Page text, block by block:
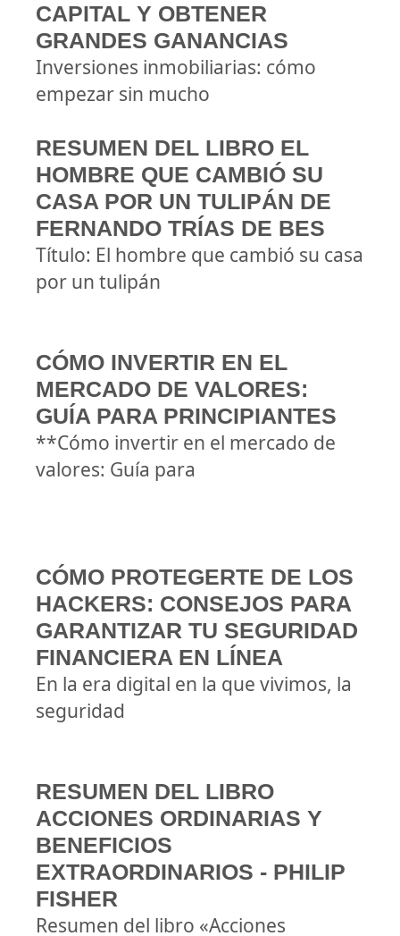
CAPITAL Y OBTENER
GRANDES GANANCIAS
Inversiones inmobiliarias: cómo
empezar sin mucho
RESUMEN DEL LIBRO EL
HOMBRE QUE CAMBIÓ SU
CASA POR UN TULIPÁN DE
FERNANDO TRÍAS DE BES
Título: El hombre que cambió su casa
por un tulipán
CÓMO INVERTIR EN EL
MERCADO DE VALORES:
GUÍA PARA PRINCIPIANTES
**Cómo invertir en el mercado de
valores: Guía para
CÓMO PROTEGERTE DE LOS
HACKERS: CONSEJOS PARA
GARANTIZAR TU SEGURIDAD
FINANCIERA EN LÍNEA
En la era digital en la que vivimos, la
seguridad
RESUMEN DEL LIBRO
ACCIONES ORDINARIAS Y
BENEFICIOS
EXTRAORDINARIOS - PHILIP
FISHER
Resumen del libro «Acciones